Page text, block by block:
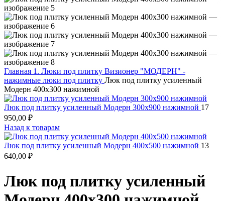
Главная 1. Люки под плитку Визионер "МОДЕРН" -
нажимные люки под плитку Люк под плитку усиленный
Модерн 400х300 нажимной
Люк под плитку усиленный Модерн 300х900 нажимной 17
950,00 ₽
Назад к товарам
Люк под плитку усиленный Модерн 400х500 нажимной 13
640,00 ₽
Люк под плитку усиленный